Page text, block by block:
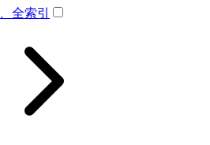
全索引